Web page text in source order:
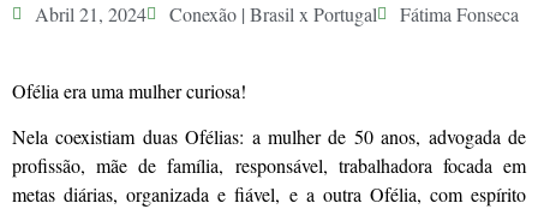
Abril 21, 2024 Conexão | Brasil x Portugal Fátima Fonseca
Ofélia era uma mulher curiosa!
Nela coexistiam duas Ofélias: a mulher de 50 anos, advogada de
profissão, mãe de família, responsável, trabalhadora focada em
metas diárias, organizada e fiável, e a outra Ofélia, com espírito